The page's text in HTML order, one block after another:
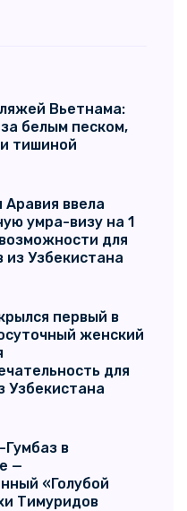
Вьетнама:
белым песком,
тишиной
Аравия ввела
умра-визу на 1
для
из Узбекистана
первый в
женский
для
Узбекистана
в
—
«Голубой
Тимуридов